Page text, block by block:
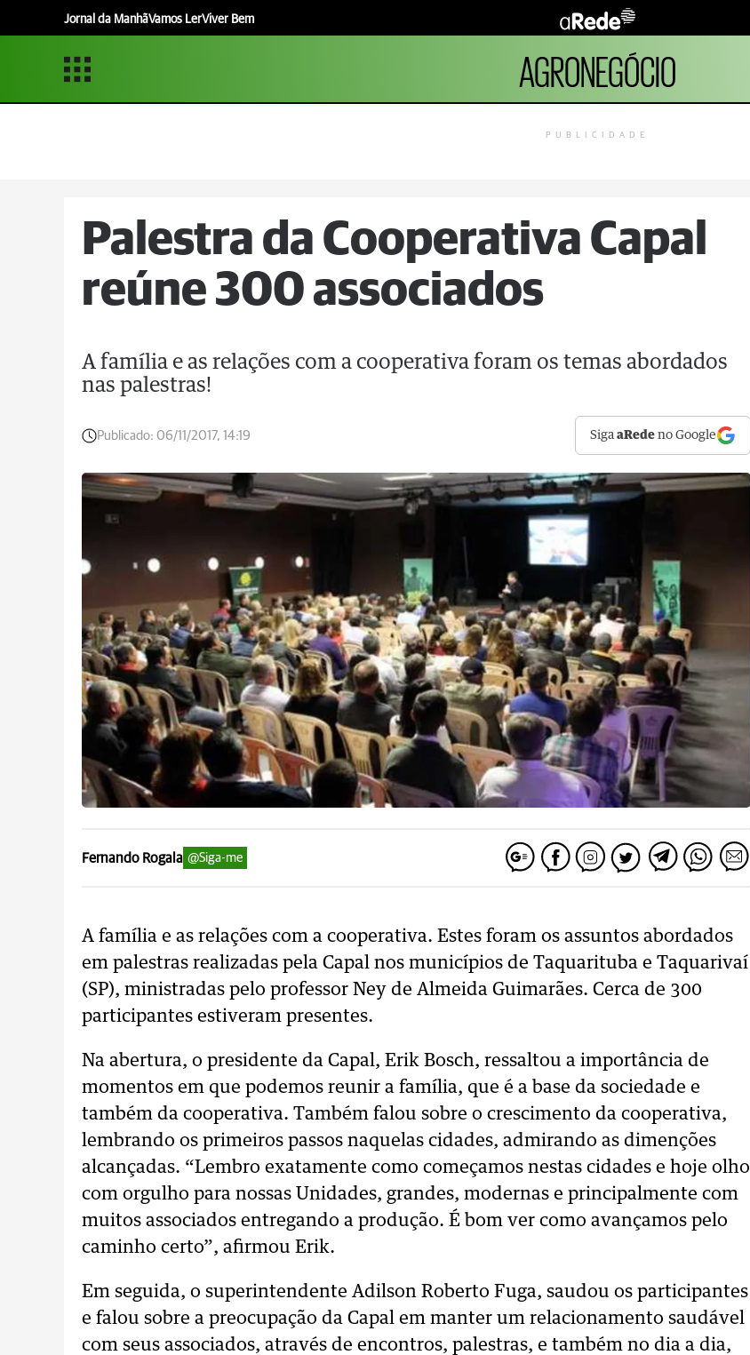
Jornal da ManhãVamos LerViver Bem
AGRONEGÓCIO
PUBLICIDADE
Palestra da Cooperativa Capal
reúne 300 associados
A família e as relações com a cooperativa foram os temas abordados
nas palestras!
Publicado: 06/11/2017, 14:19 SigaaRede no Google
Fernando Rogala @Siga-me
A família e as relações com a cooperativa. Estes foram os assuntos abordados
em palestras realizadas pela Capal nos municípios de Taquarituba e Taquarivaí
(SP), ministradas pelo professor Ney de Almeida Guimarães. Cerca de 300
participantes estiveram presentes.
Na abertura, o presidente da Capal, Erik Bosch, ressaltou a importância de
momentos em que podemos reunir a família, que é a base da sociedade e
também da cooperativa. Também falou sobre o crescimento da cooperativa,
lembrando os primeiros passos naquelas cidades, admirando as dimenções
alcançadas. “Lembro exatamente como começamos nestas cidades e hoje olho
com orgulho para nossas Unidades, grandes, modernas e principalmente com
muitos associados entregando a produção. É bom ver como avançamos pelo
caminho certo”, afirmou Erik.
Em seguida, o superintendente Adilson Roberto Fuga, saudou os participantes
e falou sobre a preocupação da Capal em manter um relacionamento saudável
com seus associados, através de encontros, palestras, e também no dia a dia,